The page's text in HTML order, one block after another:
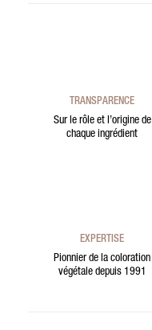
TRANSPARENCE
Sur le rôle et l’origine de
chaque ingrédient
EXPERTISE
Pionnier de la coloration
végétale depuis 1991